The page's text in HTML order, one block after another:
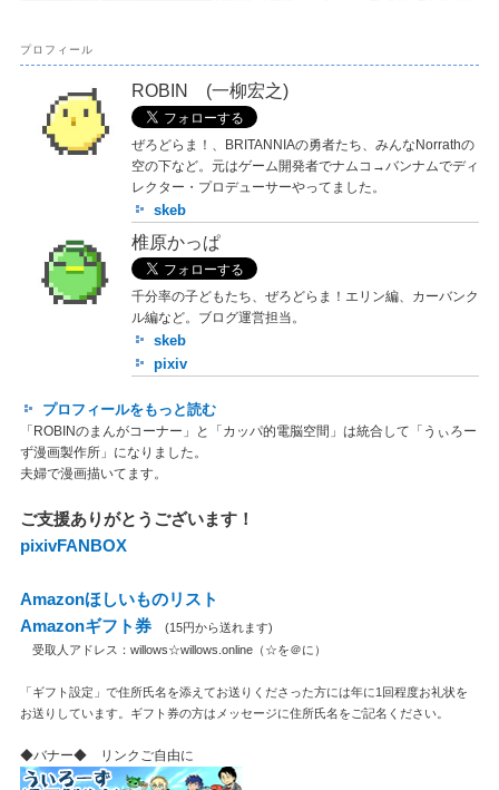
プロフィール
ROBIN (一柳宏之)
ぜろどらま！、BRITANNIAの勇者たち、みんなNorrathの
空の下など。元はゲーム開発者でナムコ→バンナムでディ
レクター・プロデューサーやってました。
skeb
椎原かっぱ
千分率の子どもたち、ぜろどらま！エリン編、カーバンク
ル編など。ブログ運営担当。
skeb
pixiv
プロフィールをもっと読む
「ROBINのまんがコーナー」と「カッパ的電脳空間」は統合して「うぃろー
ず漫画製作所」になりました。
夫婦で漫画描いてます。
ご支援ありがとうございます！
pixivFANBOX
Amazonほしいものリスト
Amazonギフト券
(15円から送れます)
受取人アドレス：willows☆willows.online（☆を＠に）
「ギフト設定」で住所氏名を添えてお送りくださった方には年に1回程度お礼状を
お送りしています。ギフト券の方はメッセージに住所氏名をご記名ください。
◆バナー◆ リンクご自由に